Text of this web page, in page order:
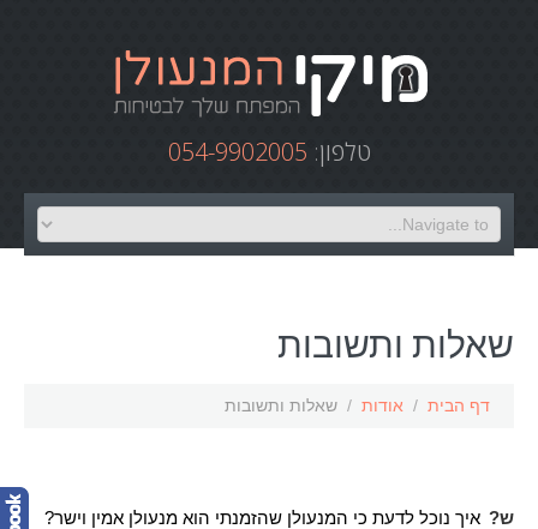
טלפון: 054-9902005
שאלות ותשובות
דף הבית / אודות / שאלות ותשובות
ש? איך נוכל לדעת כי המנעולן שהזמנתי הוא מנעולן אמין וישר?